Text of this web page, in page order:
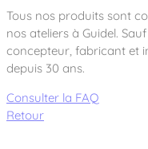
Tous nos produits sont
nos ateliers à Guidel.
concepteur, fabricant et
depuis 30 ans.
Consulter la FAQ
Retour